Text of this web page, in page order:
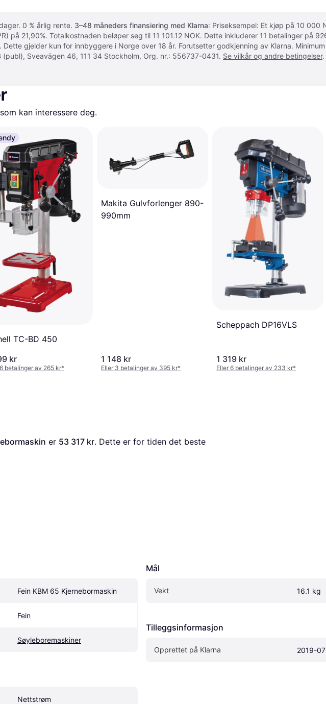
0 % årlig rente. 3–48 måneders finansiering med Klarna: Priseksempel: Et kjøp på 10 000
på 21,90%. Totalkostnaden beløper seg til 11 101.12 NOK. Dette inkluderer 11 betalinger på
gjelder kun for innbyggere i Norge over 18 år. Forutsetter godkjenning av Klarna.
Sveavägen 46, 111 34 Stockholm, Org. nr.: 556737-0431. Se vilkår og andre betingelser.
kan interessere deg.
TC-BD 450
kr
betalinger av 265 kr*
Makita Gulvforlenger 890-
990mm
1 148 kr
Eller 3 betalinger av 395 kr*
Scheppach DP16VLS
1 319 kr
Eller 6 betalinger av 233 kr*
er 53 317 kr. Dette er for tiden det beste
Fein KBM 65 Kjernebormaskin
Fein
Søyleboremaskiner
Nettstrøm
Mål
Vekt 16.1 kg
Tilleggsinformasjon
Opprettet på Klarna 2019-